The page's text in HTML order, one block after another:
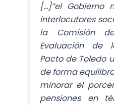
[…]”el Gobierno
interlocutores
la Comisión
Evaluación de
Pacto de Toledo
de forma
minorar el
pensiones en